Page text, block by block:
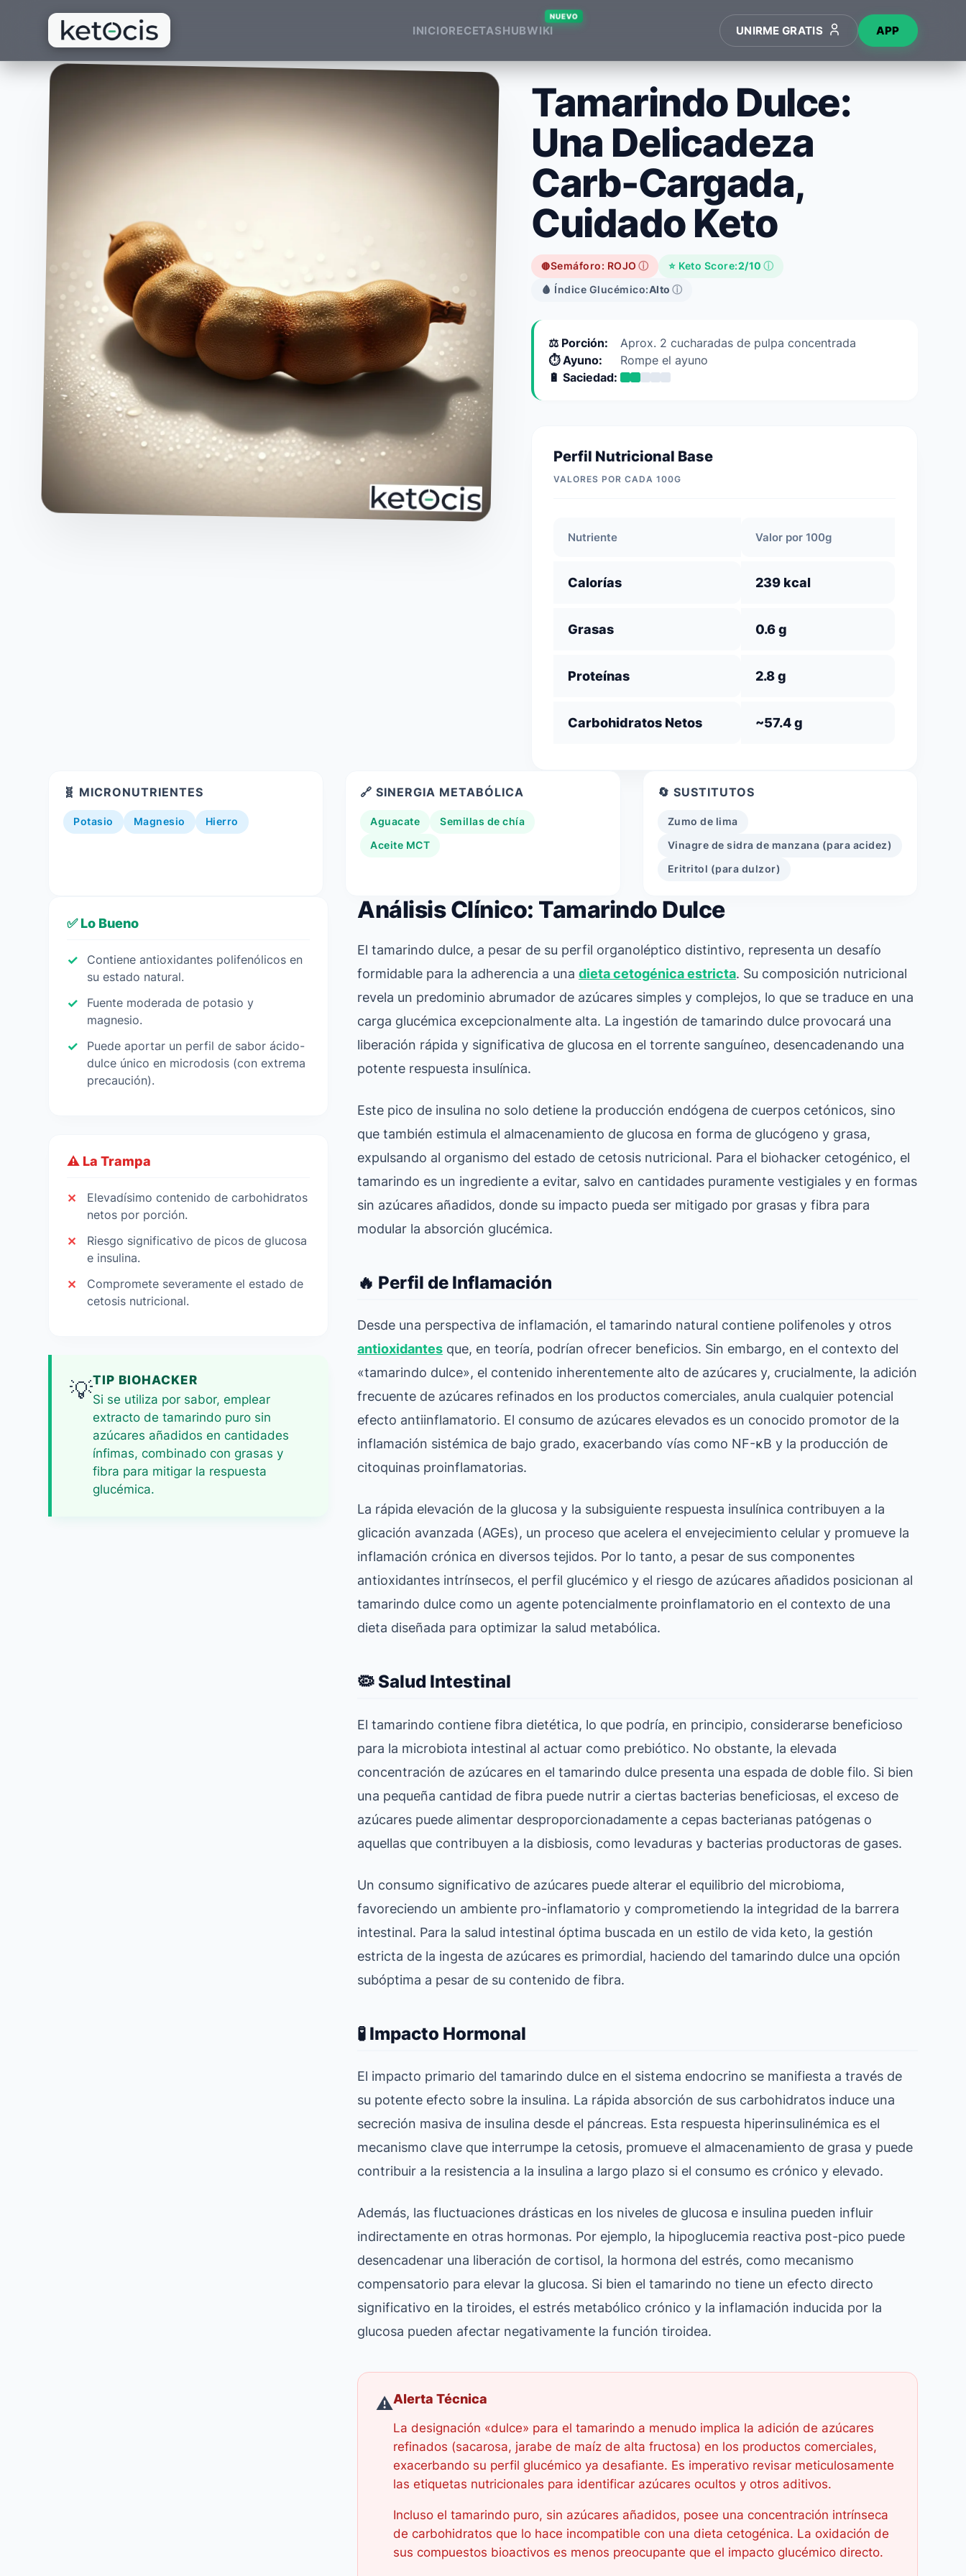
INICIORECETASHUBWIKI
NUEVO
UNIRME GRATIS APP
Tamarindo Dulce:
Una Delicadeza
Carb-Cargada,
Cuidado Keto
🔴Semáforo: ROJO ⓘ ⭐ Keto Score:2/10 ⓘ
🩸 Índice Glucémico:Alto ⓘ
⚖️ Porción:
Aprox. 2 cucharadas de pulpa concentrada
⏱️ Ayuno:
Rompe el ayuno
🔋 Saciedad:
Perfil Nutricional Base
VALORES POR CADA 100G
Nutriente Valor por 100g
Calorías 239 kcal
Grasas 0.6 g
Proteínas 2.8 g
Carbohidratos Netos ~57.4 g
🧬 MICRONUTRIENTES
Potasio Magnesio Hierro
🔗 SINERGIA METABÓLICA
Aguacate Semillas de chía
Aceite MCT
🔄 SUSTITUTOS
Zumo de lima
Vinagre de sidra de manzana (para acidez)
Eritritol (para dulzor)
✅ Lo Bueno
Contiene antioxidantes polifenólicos en
su estado natural.
Fuente moderada de potasio y
magnesio.
Puede aportar un perfil de sabor ácido-
dulce único en microdosis (con extrema
precaución).
⚠️ La Trampa
Elevadísimo contenido de carbohidratos
netos por porción.
Riesgo significativo de picos de glucosa
e insulina.
Compromete severamente el estado de
cetosis nutricional.
💡TIP BIOHACKER
Si se utiliza por sabor, emplear
extracto de tamarindo puro sin
azúcares añadidos en cantidades
ínfimas, combinado con grasas y
fibra para mitigar la respuesta
glucémica.
Análisis Clínico: Tamarindo Dulce
El tamarindo dulce, a pesar de su perfil organoléptico distintivo, representa un desafío
formidable para la adherencia a unadieta cetogénica estricta. Su composición nutricional
revela un predominio abrumador de azúcares simples y complejos, lo que se traduce en una
carga glucémica excepcionalmente alta. La ingestión de tamarindo dulce provocará una
liberación rápida y significativa de glucosa en el torrente sanguíneo, desencadenando una
potente respuesta insulínica.
Este pico de insulina no solo detiene la producción endógena de cuerpos cetónicos, sino
que también estimula el almacenamiento de glucosa en forma de glucógeno y grasa,
expulsando al organismo del estado de cetosis nutricional. Para el biohacker cetogénico, el
tamarindo es un ingrediente a evitar, salvo en cantidades puramente vestigiales y en formas
sin azúcares añadidos, donde su impacto pueda ser mitigado por grasas y fibra para
modular la absorción glucémica.
🔥 Perfil de Inflamación
Desde una perspectiva de inflamación, el tamarindo natural contiene polifenoles y otros
antioxidantes que, en teoría, podrían ofrecer beneficios. Sin embargo, en el contexto del
«tamarindo dulce», el contenido inherentemente alto de azúcares y, crucialmente, la adición
frecuente de azúcares refinados en los productos comerciales, anula cualquier potencial
efecto antiinflamatorio. El consumo de azúcares elevados es un conocido promotor de la
inflamación sistémica de bajo grado, exacerbando vías como NF-κB y la producción de
citoquinas proinflamatorias.
La rápida elevación de la glucosa y la subsiguiente respuesta insulínica contribuyen a la
glicación avanzada (AGEs), un proceso que acelera el envejecimiento celular y promueve la
inflamación crónica en diversos tejidos. Por lo tanto, a pesar de sus componentes
antioxidantes intrínsecos, el perfil glucémico y el riesgo de azúcares añadidos posicionan al
tamarindo dulce como un agente potencialmente proinflamatorio en el contexto de una
dieta diseñada para optimizar la salud metabólica.
🦠 Salud Intestinal
El tamarindo contiene fibra dietética, lo que podría, en principio, considerarse beneficioso
para la microbiota intestinal al actuar como prebiótico. No obstante, la elevada
concentración de azúcares en el tamarindo dulce presenta una espada de doble filo. Si bien
una pequeña cantidad de fibra puede nutrir a ciertas bacterias beneficiosas, el exceso de
azúcares puede alimentar desproporcionadamente a cepas bacterianas patógenas o
aquellas que contribuyen a la disbiosis, como levaduras y bacterias productoras de gases.
Un consumo significativo de azúcares puede alterar el equilibrio del microbioma,
favoreciendo un ambiente pro-inflamatorio y comprometiendo la integridad de la barrera
intestinal. Para la salud intestinal óptima buscada en un estilo de vida keto, la gestión
estricta de la ingesta de azúcares es primordial, haciendo del tamarindo dulce una opción
subóptima a pesar de su contenido de fibra.
🧪 Impacto Hormonal
El impacto primario del tamarindo dulce en el sistema endocrino se manifiesta a través de
su potente efecto sobre la insulina. La rápida absorción de sus carbohidratos induce una
secreción masiva de insulina desde el páncreas. Esta respuesta hiperinsulinémica es el
mecanismo clave que interrumpe la cetosis, promueve el almacenamiento de grasa y puede
contribuir a la resistencia a la insulina a largo plazo si el consumo es crónico y elevado.
Además, las fluctuaciones drásticas en los niveles de glucosa e insulina pueden influir
indirectamente en otras hormonas. Por ejemplo, la hipoglucemia reactiva post-pico puede
desencadenar una liberación de cortisol, la hormona del estrés, como mecanismo
compensatorio para elevar la glucosa. Si bien el tamarindo no tiene un efecto directo
significativo en la tiroides, el estrés metabólico crónico y la inflamación inducida por la
glucosa pueden afectar negativamente la función tiroidea.
⚠️Alerta Técnica
La designación «dulce» para el tamarindo a menudo implica la adición de azúcares
refinados (sacarosa, jarabe de maíz de alta fructosa) en los productos comerciales,
exacerbando su perfil glucémico ya desafiante. Es imperativo revisar meticulosamente
las etiquetas nutricionales para identificar azúcares ocultos y otros aditivos.
Incluso el tamarindo puro, sin azúcares añadidos, posee una concentración intrínseca
de carbohidratos que lo hace incompatible con una dieta cetogénica. La oxidación de
sus compuestos bioactivos es menos preocupante que el impacto glucémico directo.